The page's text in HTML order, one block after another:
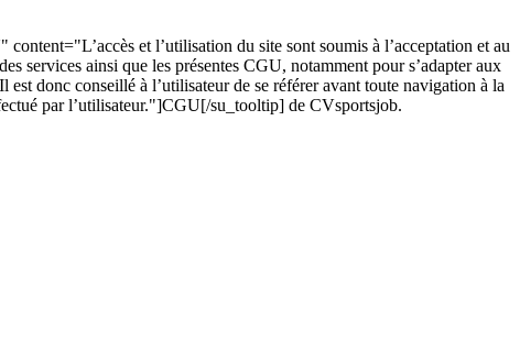
et l’utilisation du site sont soumis à l’acceptation et au
services ainsi que les présentes CGU, notamment pour s’adapter aux
donc conseillé à l’utilisateur de se référer avant toute navigation à la
par l’utilisateur."]CGU[/su_tooltip] de CVsportsjob.